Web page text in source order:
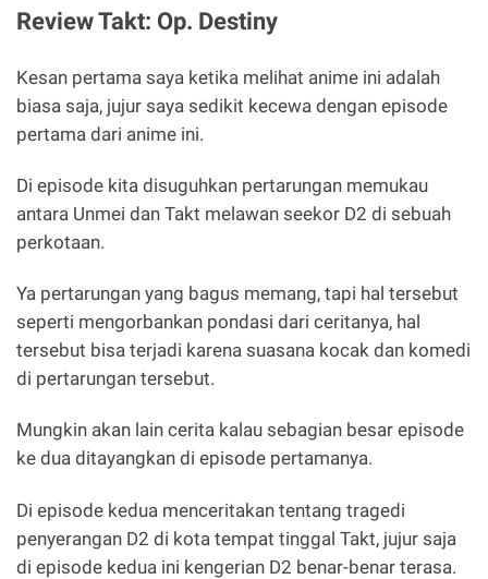
Review Takt: Op. Destiny
Kesan pertama saya ketika melihat anime ini adalah
biasa saja, jujur saya sedikit kecewa dengan episode
pertama dari anime ini.
Di episode kita disuguhkan pertarungan memukau
antara Unmei dan Takt melawan seekor D2 di sebuah
perkotaan.
Ya pertarungan yang bagus memang, tapi hal tersebut
seperti mengorbankan pondasi dari ceritanya, hal
tersebut bisa terjadi karena suasana kocak dan komedi
di pertarungan tersebut.
Mungkin akan lain cerita kalau sebagian besar episode
ke dua ditayangkan di episode pertamanya.
Di episode kedua menceritakan tentang tragedi
penyerangan D2 di kota tempat tinggal Takt, jujur saja
di episode kedua ini kengerian D2 benar-benar terasa.